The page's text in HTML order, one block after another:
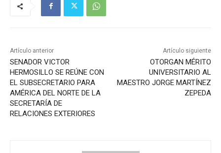
Artículo anterior
SENADOR VICTOR
HERMOSILLO SE REÚNE CON
EL SUBSECRETARIO PARA
AMÉRICA DEL NORTE DE LA
SECRETARÍA DE
RELACIONES EXTERIORES
Artículo siguiente
OTORGAN MÉRITO
UNIVERSITARIO AL
MAESTRO JORGE MARTÍNEZ
ZEPEDA